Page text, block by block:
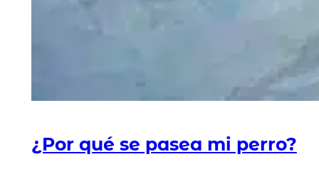
¿Por qué se pasea mi perro?